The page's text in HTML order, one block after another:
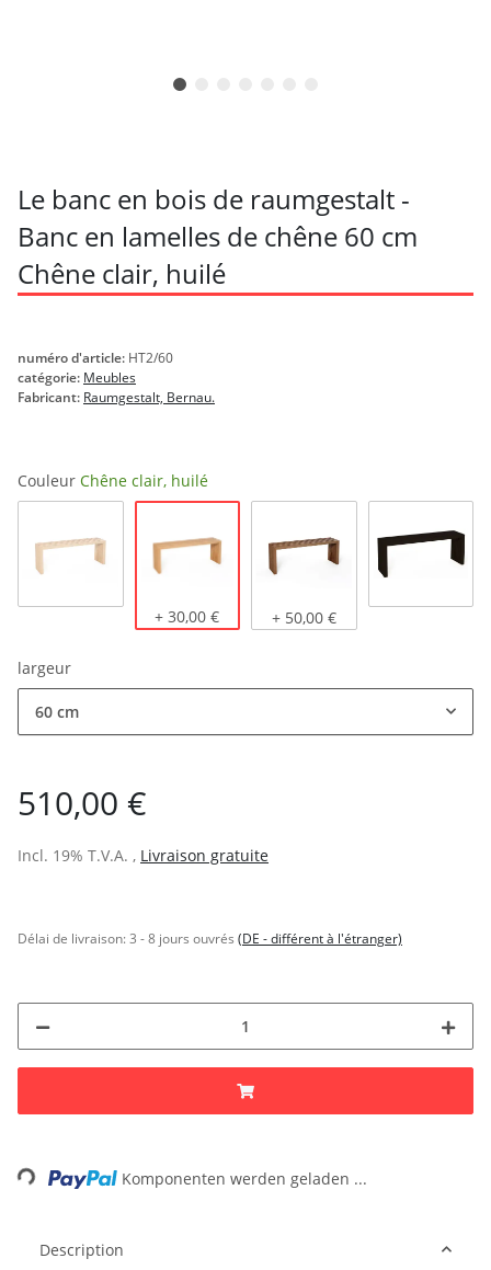
Le banc en bois de raumgestalt -
Banc en lamelles de chêne 60 cm
Chêne clair, huilé
numéro d'article: HT2/60
catégorie: Meubles
Fabricant: Raumgestalt, Bernau.
Couleur Chêne clair, huilé
Chêne naturelChêne clair, huilé
+ 30,00 € Chêne foncé, huilé
+ 50,00 €
largeur
60 cm
510,00 €
Incl. 19% T.V.A. , Livraison gratuite
Délai de livraison:3 - 8 jours ouvrés (DE - différent à l'étranger)
Loading... Komponenten werden geladen ...
Description